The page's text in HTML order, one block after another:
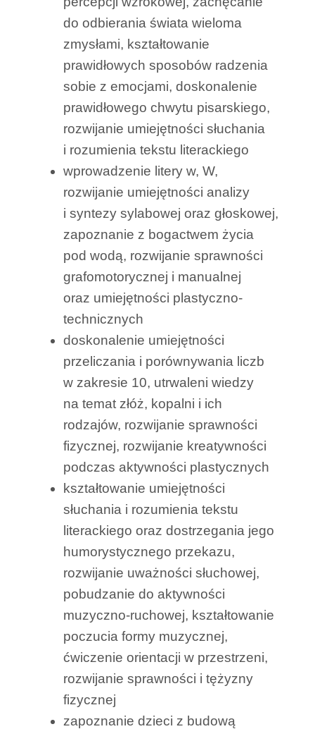
do odbierania świata wieloma
zmysłami, kształtowanie
prawidłowych sposobów radzenia
sobie z emocjami, doskonalenie
prawidłowego chwytu pisarskiego,
rozwijanie umiejętności słuchania
i rozumienia tekstu literackiego
wprowadzenie litery w, W,
rozwijanie umiejętności analizy
i syntezy sylabowej oraz głoskowej,
zapoznanie z bogactwem życia
pod wodą, rozwijanie sprawności
grafomotorycznej i manualnej
oraz umiejętności plastyczno-
technicznych
doskonalenie umiejętności
przeliczania i porównywania liczb
w zakresie 10, utrwaleni wiedzy
na temat złóż, kopalni i ich
rodzajów, rozwijanie sprawności
fizycznej, rozwijanie kreatywności
podczas aktywności plastycznych
kształtowanie umiejętności
słuchania i rozumienia tekstu
literackiego oraz dostrzegania jego
humorystycznego przekazu,
rozwijanie uważności słuchowej,
pobudzanie do aktywności
muzyczno-ruchowej, kształtowanie
poczucia formy muzycznej,
ćwiczenie orientacji w przestrzeni,
rozwijanie sprawności i tężyzny
fizycznej
zapoznanie dzieci z budową